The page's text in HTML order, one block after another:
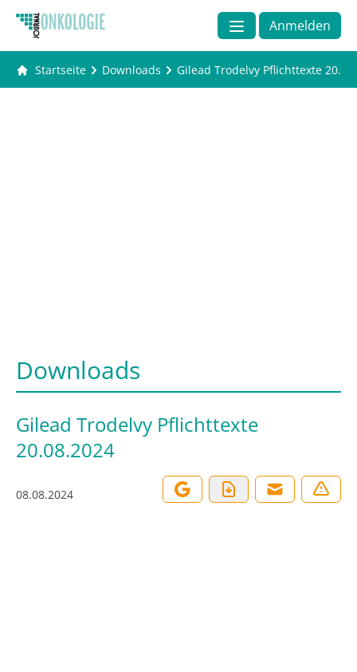
Anmelden
Startseite Downloads Gilead Trodelvy Pflichttexte
Downloads
Gilead Trodelvy Pflichttexte
20.08.2024
08.08.2024